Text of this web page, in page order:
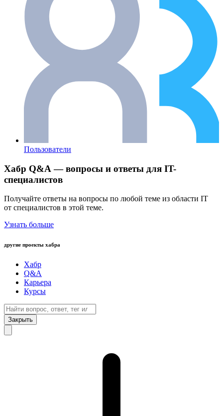
Пользователи
Хабр Q&A — вопросы и ответы для IT-
специалистов
Получайте ответы на вопросы по любой теме из области IT
от специалистов в этой теме.
Узнать больше
другие проекты хабра
Хабр
Q&A
Карьера
Курсы
Закрыть